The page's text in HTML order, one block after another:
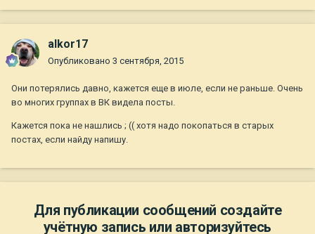
alkor17
Опубликовано 3 сентября, 2015
Они потерялись давно, кажется еще в июле, если не раньше. Очень
во многих группах в ВК видела посты.
Кажется пока не нашлись ; (( хотя надо покопаться в старых
постах, если найду напишу.
Для публикации сообщений создайте
учётную запись или авторизуйтесь